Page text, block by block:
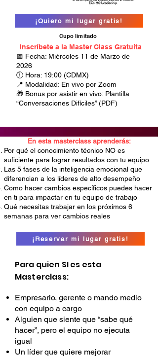
¡Quiero mi lugar gratis!
Cupo limitado
Inscríbete a la Master Class Gratuita
📅 Fecha: Miércoles 11 de Marzo de
2026
🕕 Hora: 19:00 (CDMX)
📍 Modalidad: En vivo por Zoom
🎁 Bonus por asistir en vivo: Plantilla
“Conversaciones Difíciles” (PDF)
En esta masterclass aprenderás:
Por qué el conocimiento técnico NO es
suficiente para lograr resultados con tu equipo
Las 5 fases de la inteligencia emocional que
diferencian a los líderes de alto desempeño
Como hacer cambios específicos puedes hacer
en ti para impactar en tu equipo de trabajo
Qué necesitas trabajar en los próximos 6
semanas para ver cambios reales
¡Reservar mi lugar gratis!
Para quien SI es esta
Masterclass:
Empresario, gerente o mando medio
con equipo a cargo
Alguien que siente que “sabe qué
hacer”, pero el equipo no ejecuta
igual
Un líder que quiere mejorar